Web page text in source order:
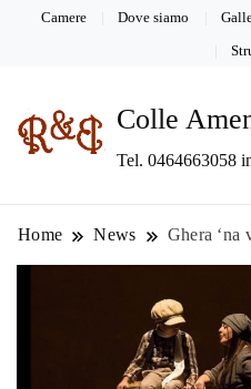
Camere Dove siamo
Colle
Tel. 0464663058
Home News Ghera ‘na